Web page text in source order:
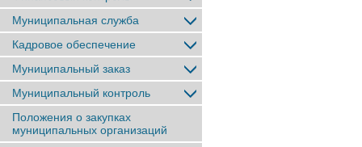
Муниципальная служба
Кадровое обеспечение
Муниципальный заказ
Муниципальный контроль
Положения о закупках
муниципальных организаций